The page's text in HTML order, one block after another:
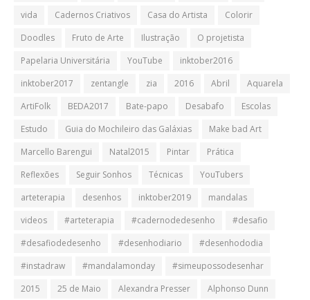
vida
Cadernos Criativos Casa do Artista
Colorir
Doodles
Fruto de Arte Ilustração
O projetista
Papelaria Universitária
YouTube
inktober2016
inktober2017
zentangle zia 2016 Abril
Aquarela
ArtiFolk
BEDA2017 Bate-papo Desabafo
Escolas
Estudo
Guia do Mochileiro das Galáxias
Make bad Art
Marcello Barengui
Natal2015 Pintar
Prática
Reflexões
Seguir Sonhos Técnicas
YouTubers
arteterapia
desenhos inktober2019
mandalas
videos
#arteterapia #cadernodedesenho
#desafio
#desafiodedesenho
#desenhodiario
#desenhododia
#instadraw
#mandalamonday
#simeupossodesenhar
2015
25 de Maio Alexandra Presser
Alphonso Dunn